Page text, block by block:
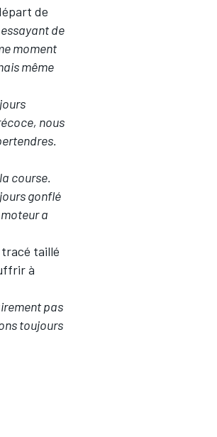
de
de
moment
même
nous
course.
gonflé
a
tracé taillé
à
pas
toujours